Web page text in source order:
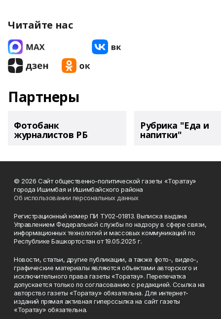
Читайте нас
Партнеры
Фотобанк
журналистов РБ
Рубрика "Еда и
напитки"
© 2026 Сайт общественно-политической газеты «Торатау»
города Ишимбая и Ишимбайского района
Об использовании персональных данных
Регистрационный номер ПИ ТУ02-01813. Выписка выдана
Управлением Федеральной службы по надзору в сфере связи,
информационных технологий и массовых коммуникаций по
Республике Башкортостан от 19.05.2025 г.
Новости, статьи, другие публикации, а также фото-, видео-,
графические материалы являются объектами авторского и
исключительного права газеты «Торатау». Перепечатка
допускается только по согласованию с редакцией. Ссылка на
авторство газеты «Торатау» обязательна. Для интернет-
изданий прямая активная гиперссылка на сайт газеты
«Торатау» обязательна.